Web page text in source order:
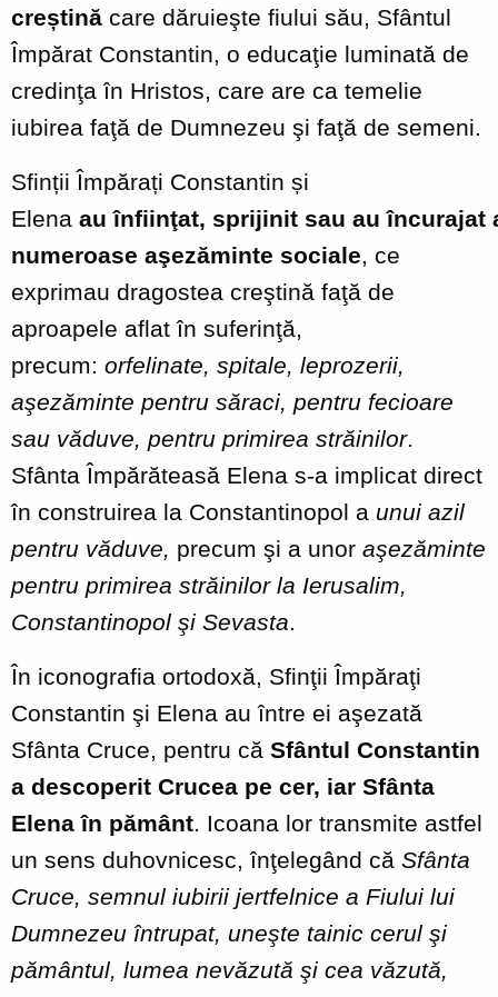
creștină care dăruieşte fiului său, Sfântul
Împărat Constantin, o educaţie luminată de
credinţa în Hristos, care are ca temelie
iubirea faţă de Dumnezeu şi faţă de semeni.
Sfinții Împărați Constantin și
Elena au înfiinţat, sprijinit sau au încurajat
numeroase aşezăminte sociale, ce
exprimau dragostea creştină faţă de
aproapele aflat în suferinţă,
precum: orfelinate, spitale, leprozerii,
aşezăminte pentru săraci, pentru fecioare
sau văduve, pentru primirea străinilor.
Sfânta Împărăteasă Elena s-a implicat direct
în construirea la Constantinopol a unui azil
pentru văduve, precum şi a unor aşezăminte
pentru primirea străinilor la Ierusalim,
Constantinopol şi Sevasta.
În iconografia ortodoxă, Sfinţii Împăraţi
Constantin şi Elena au între ei aşezată
Sfânta Cruce, pentru că Sfântul Constantin
a descoperit Crucea pe cer, iar Sfânta
Elena în pământ. Icoana lor transmite astfel
un sens duhovnicesc, înţelegând că Sfânta
Cruce, semnul iubirii jertfelnice a Fiului lui
Dumnezeu întrupat, uneşte tainic cerul şi
pământul, lumea nevăzută şi cea văzută,